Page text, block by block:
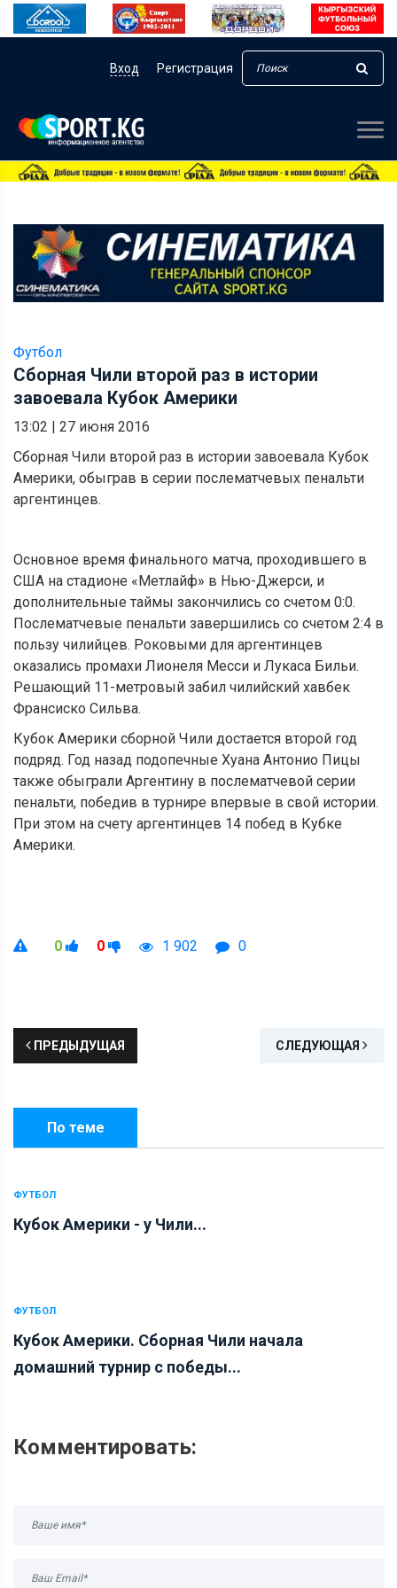
Вход Регистрация
Футбол
Cборная Чили второй раз в истории
завоевала Кубок Америки
13:02 | 27 июня 2016
Сборная Чили второй раз в истории завоевала Кубок
Америки, обыграв в серии послематчевых пенальти
аргентинцев.
Основное время финального матча, проходившего в
США на стадионе «Метлайф» в Нью-Джерси, и
дополнительные таймы закончились со счетом 0:0.
Послематчевые пенальти завершились со счетом 2:4 в
пользу чилийцев. Роковыми для аргентинцев
оказались промахи Лионеля Месси и Лукаса Бильи.
Решающий 11-метровый забил чилийский хавбек
Франсиско Сильва.
Кубок Америки сборной Чили достается второй год
подряд. Год назад подопечные Хуана Антонио Пицы
также обыграли Аргентину в послематчевой серии
пенальти, победив в турнире впервые в свой истории.
При этом на счету аргентинцев 14 побед в Кубке
Америки.
0 0 1 902 0
ПРЕДЫДУЩАЯ СЛЕДУЮЩАЯ
По теме
ФУТБОЛ
Кубок Америки - у Чили...
ФУТБОЛ
Кубок Америки. Сборная Чили начала
домашний турнир с победы...
Комментировать: